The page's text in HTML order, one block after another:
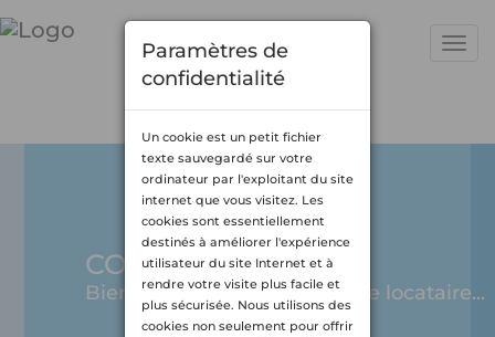
Paramètres de
confidentialité
Un cookie est un petit fichier
texte sauvegardé sur votre
ordinateur par l'exploitant du site
internet que vous visitez. Les
cookies sont essentiellement
destinés à améliorer l'expérience
utilisateur du site Internet et à
rendre votre visite plus facile et
plus sécurisée. Nous utilisons des
cookies non seulement pour offrir
CONNEXION
Bienvenue dans votre espace locataire...